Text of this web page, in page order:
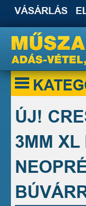
VÁSÁRLÁS
ÚJ!
3MM XL